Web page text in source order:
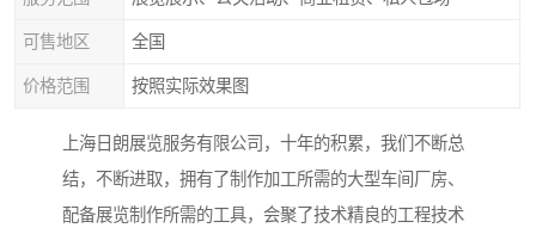
可售地区 全国
价格范围 按照实际效果图
上海日朗展览服务有限公司，十年的积累，我们不断总
结，不断进取，拥有了制作加工所需的大型车间厂房、
配备展览制作所需的工具，会聚了技术精良的工程技术